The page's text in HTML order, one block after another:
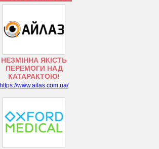
НЕЗМІННА ЯКІСТЬ
ПЕРЕМОГИ НАД
КАТАРАКТОЮ!
https://www.ailas.com.ua/